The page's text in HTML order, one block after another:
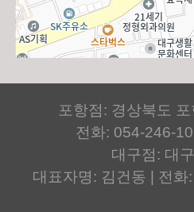
포항점: 경상북도
전화: 054-246-
대구점: 대
대표자명: 김건동 | 전